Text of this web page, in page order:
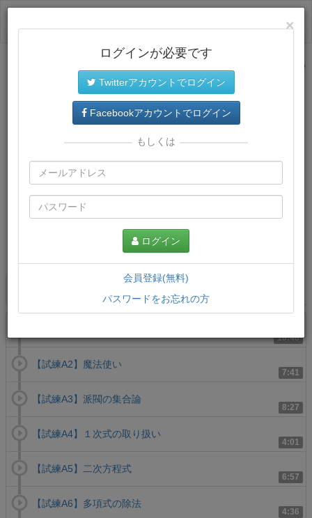
サイトトップに戻る
10:48
7:41
【試練A2】魔法使い
8:27
【試練A3】派閥の集合論
4:01
【試練A4】１次式の取り扱い
6:57
【試練A5】二次方程式
4:36
【試練A6】多項式の除法
×
ログインが必要です
Twitterアカウントでログイン
Facebookアカウントでログイン
もしくは
ログイン
会員登録(無料)
パスワードをお忘れの方